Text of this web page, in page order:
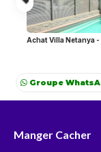
Achat Villa Netanya -
Groupe
Manger Cacher